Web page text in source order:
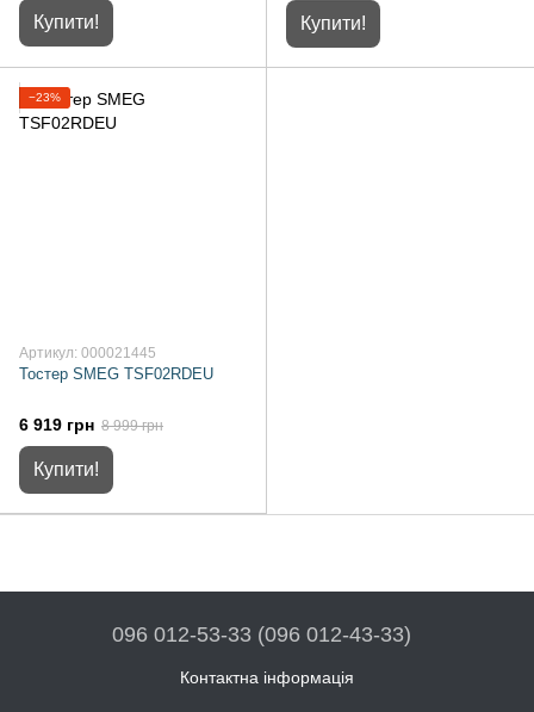
Купити! Купити!
−23%
Артикул: 000021445
Тостер SMEG TSF02RDEU
6 919 грн 8 999 грн
Купити!
096 012-53-33 (096 012-43-33)
Контактна інформація